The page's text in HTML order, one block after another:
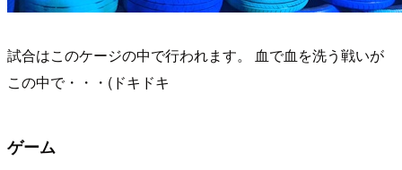
試合はこのケージの中で行われます。 血で血を洗う戦いが
この中で・・・(ドキドキ
ゲーム